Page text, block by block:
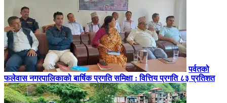
पर्वतको
फलेवास नगरपालिकाको बार्षिक प्रगति समिक्षा : वित्तिय प्रगति ८३ प्रतिशत